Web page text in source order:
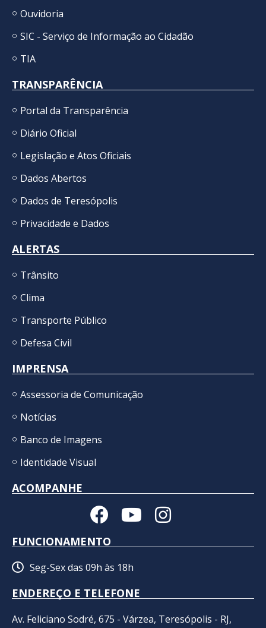
Ouvidoria
SIC - Serviço de Informação ao Cidadão
TIA
TRANSPARÊNCIA
Portal da Transparência
Diário Oficial
Legislação e Atos Oficiais
Dados Abertos
Dados de Teresópolis
Privacidade e Dados
ALERTAS
Trânsito
Clima
Transporte Público
Defesa Civil
IMPRENSA
Assessoria de Comunicação
Notícias
Banco de Imagens
Identidade Visual
ACOMPANHE
FUNCIONAMENTO
Seg-Sex das 09h às 18h
ENDEREÇO E TELEFONE
Av. Feliciano Sodré, 675 - Várzea, Teresópolis - RJ,